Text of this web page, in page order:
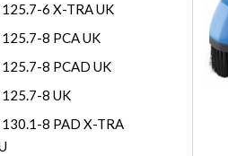
125.7-6 X-TRA UK
125.7-8 PCA UK
125.7-8 PCAD UK
125.7-8 UK
130.1-8 PAD X-TRA